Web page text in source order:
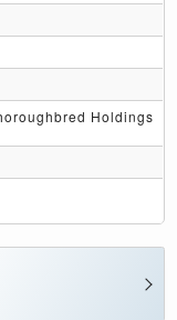
Holdings